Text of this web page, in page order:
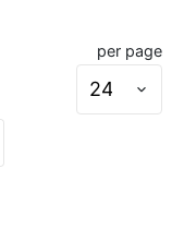
per page